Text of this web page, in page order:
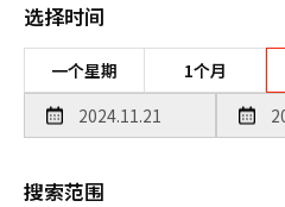
选择时间
一个星期 1个月
搜索范围